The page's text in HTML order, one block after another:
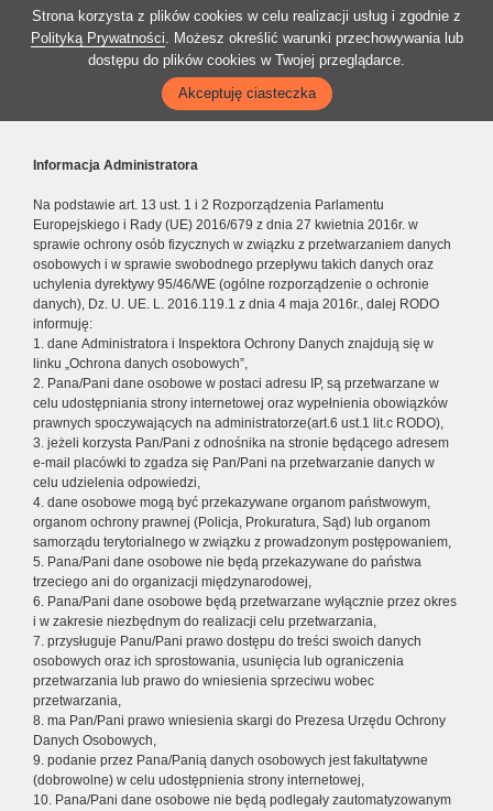
Strona korzysta z plików cookies w celu realizacji usług i zgodnie z
Polityką Prywatności. Możesz określić warunki przechowywania lub
dostępu do plików cookies w Twojej przeglądarce.
Akceptuję ciasteczka
Informacja Administratora
Na podstawie art. 13 ust. 1 i 2 Rozporządzenia Parlamentu
Europejskiego i Rady (UE) 2016/679 z dnia 27 kwietnia 2016r. w
sprawie ochrony osób fizycznych w związku z przetwarzaniem danych
osobowych i w sprawie swobodnego przepływu takich danych oraz
uchylenia dyrektywy 95/46/WE (ogólne rozporządzenie o ochronie
danych), Dz. U. UE. L. 2016.119.1 z dnia 4 maja 2016r., dalej RODO
informuję:
1. dane Administratora i Inspektora Ochrony Danych znajdują się w
linku „Ochrona danych osobowych”,
2. Pana/Pani dane osobowe w postaci adresu IP, są przetwarzane w
celu udostępniania strony internetowej oraz wypełnienia obowiązków
prawnych spoczywających na administratorze(art.6 ust.1 lit.c RODO),
3. jeżeli korzysta Pan/Pani z odnośnika na stronie będącego adresem
e-mail placówki to zgadza się Pan/Pani na przetwarzanie danych w
celu udzielenia odpowiedzi,
4. dane osobowe mogą być przekazywane organom państwowym,
organom ochrony prawnej (Policja, Prokuratura, Sąd) lub organom
samorządu terytorialnego w związku z prowadzonym postępowaniem,
5. Pana/Pani dane osobowe nie będą przekazywane do państwa
trzeciego ani do organizacji międzynarodowej,
6. Pana/Pani dane osobowe będą przetwarzane wyłącznie przez okres
i w zakresie niezbędnym do realizacji celu przetwarzania,
7. przysługuje Panu/Pani prawo dostępu do treści swoich danych
osobowych oraz ich sprostowania, usunięcia lub ograniczenia
przetwarzania lub prawo do wniesienia sprzeciwu wobec
przetwarzania,
8. ma Pan/Pani prawo wniesienia skargi do Prezesa Urzędu Ochrony
Danych Osobowych,
9. podanie przez Pana/Panią danych osobowych jest fakultatywne
(dobrowolne) w celu udostępnienia strony internetowej,
10. Pana/Pani dane osobowe nie będą podlegały zautomatyzowanym